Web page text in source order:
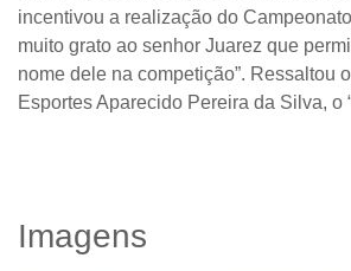
incentivou a realização do
muito grato ao senhor Juarez que
nome dele na competição”. Ressaltou
Esportes Aparecido Pereira da Silva, o
Imagens